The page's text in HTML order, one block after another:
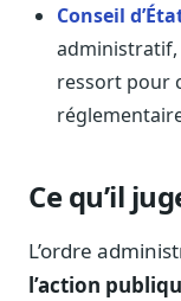
Préparez vos
Journalistes
Veille en temps
Données
Suivi par
11 secteurs :
Conseil
ressort pour
Ce qu’il
L’ordre
l’action